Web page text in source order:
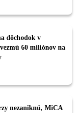
dôchodok v
60 miliónov na
nezaniknú, MiCA